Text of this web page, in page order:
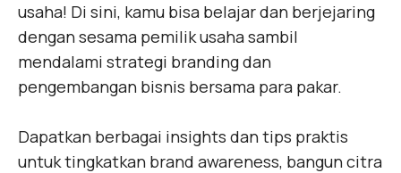
usaha! Di sini, kamu bisa belajar dan berjejaring
dengan sesama pemilik usaha sambil
mendalami strategi branding dan
pengembangan bisnis bersama para pakar.
Dapatkan berbagai insights dan tips praktis
untuk tingkatkan brand awareness, bangun citra